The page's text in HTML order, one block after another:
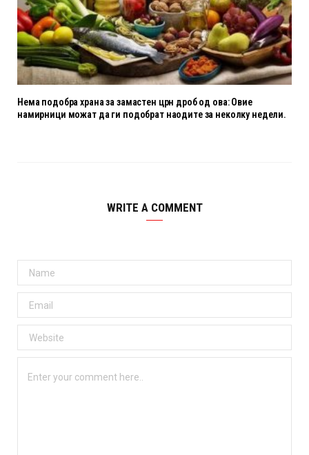
Нема подобра храна за замастен црн дроб од ова: Овие
намирници можат да ги подобрат наодите за неколку недели.
WRITE A COMMENT